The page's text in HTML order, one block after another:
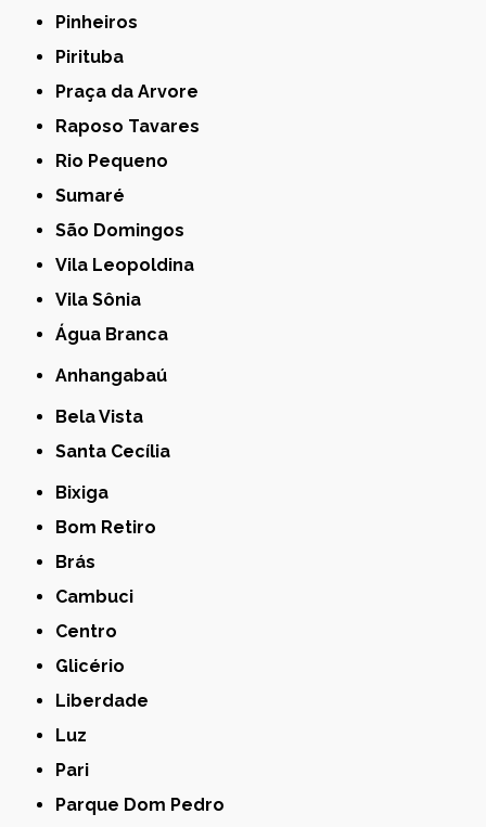
Pinheiros
Pirituba
Praça da Arvore
Raposo Tavares
Rio Pequeno
Sumaré
São Domingos
Vila Leopoldina
Vila Sônia
Água Branca
Anhangabaú
Bela Vista
Santa Cecília
Bixiga
Bom Retiro
Brás
Cambuci
Centro
Glicério
Liberdade
Luz
Pari
Parque Dom Pedro